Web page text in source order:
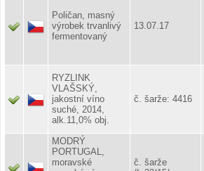
Poličan, masný
výrobek trvanlivý
fermentovaný
13.07.17
RYZLINK
VLAŠSKÝ,
jakostní víno
suché, 2014,
alk.11,0% obj.
č. šarže: 4416
MODRÝ
PORTUGAL,
moravské
č. šarže